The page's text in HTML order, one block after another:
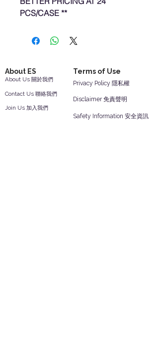
PCS/CASE **
About ES Terms of Use
Contact Us 聯絡我們
Join Us 加入我們
About Us 關於我們
Safety Information 安全資訊
Disclaimer 免責聲明
Privacy Policy 隱私權